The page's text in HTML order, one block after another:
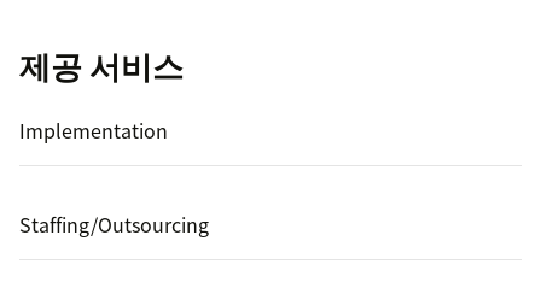
제공 서비스
Implementation
Staffing/Outsourcing